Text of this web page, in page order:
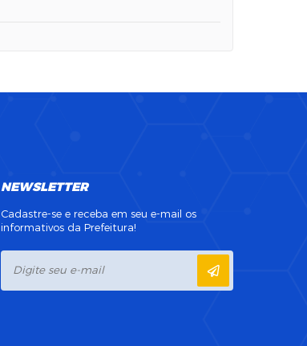
NEWSLETTER
Cadastre-se e receba em seu e-mail os
informativos da Prefeitura!